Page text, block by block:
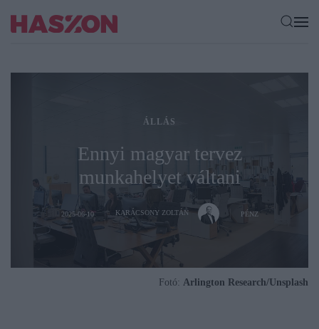
ÁLLÁS
Ennyi magyar tervez
munkahelyet váltani
2025-06-10 KARÁCSONY ZOLTÁN PÉNZ
Fotó: Arlington Research/Unsplash